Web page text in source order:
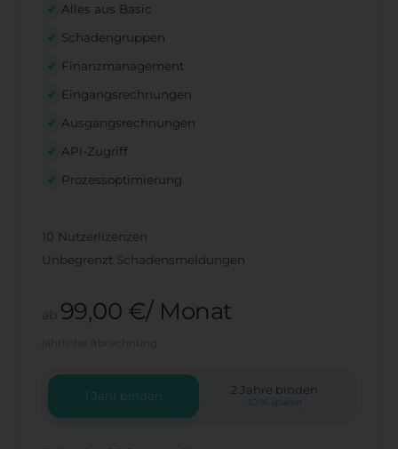
Alles aus Basic
Schadengruppen
Finanzmanagement
Eingangsrechnungen
Ausgangsrechnungen
API-Zugriff
Prozessoptimierung
10 Nutzerlizenzen
Unbegrenzt Schadensmeldungen
ab 99,00 €/ Monat
1 Jahr binden 2 Jahre binden
10 % sparen